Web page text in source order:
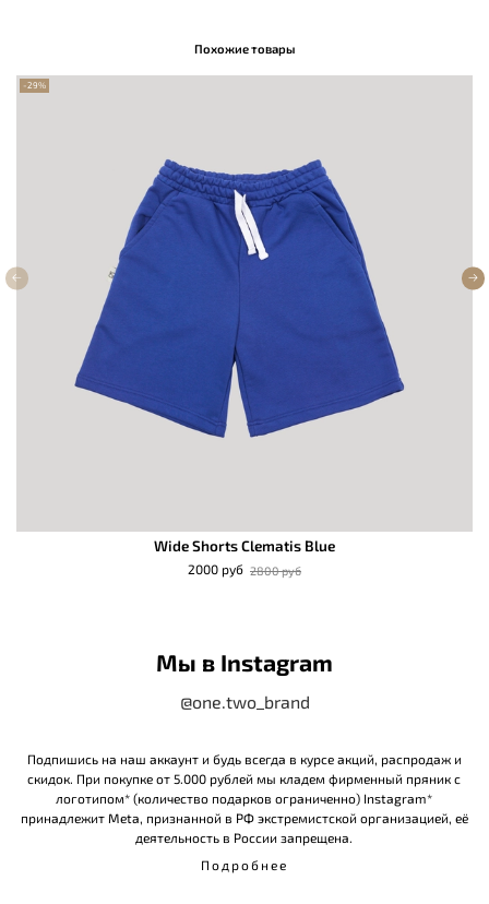
Похожие товары
-29%
Wide Shorts Clematis Blue
2000 руб 2800 руб
Мы в Instagram
@one.two_brand
Подпишись на наш аккаунт и будь всегда в курсе акций, распродаж и
скидок. При покупке от 5.000 рублей мы кладем фирменный пряник с
логотипом* (количество подарков ограниченно) Instagram*
принадлежит Meta, признанной в РФ экстремистской организацией, её
деятельность в России запрещена.
Подробнее